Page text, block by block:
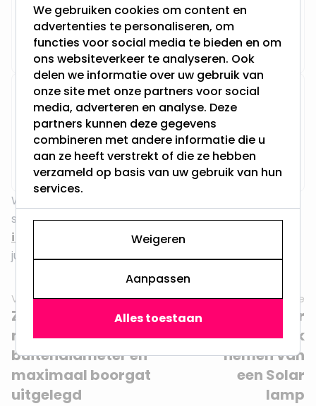
Vanaf30mm(inclusief plafondafwerking) zijn er
al geschikte spots. Voor standaardGU10-
lichtbronnenheb je minimaal 60mmnodig.
Zijn er ook waterdichte spots met zaagmaat
75mm?
Ja. Het assortiment bevatIP44enIP65
uitvoeringen, geschikt voor badkamer en buiten.
Weet je nog niet welke spot het beste bij jouw
situatie past? Bekijk ons complete aanbod
inbouwspots
of gebruik dekeuzehulp
juiste spot te vinden.
Vorige
Zaagmaat inbouwspot:
minimaal boorgat,
buitendiameter en
maximaal boorgat
uitgelegd
Volgende
Advies voor
het in gebruik
nemen van
een Solar
lamp
We gebruiken cookies om content en
advertenties te personaliseren, om
functies voor social media te bieden en om
ons websiteverkeer te analyseren. Ook
delen we informatie over uw gebruik van
onze site met onze partners voor social
media, adverteren en analyse. Deze
partners kunnen deze gegevens
combineren met andere informatie die u
aan ze heeft verstrekt of die ze hebben
verzameld op basis van uw gebruik van hun
services.
Weigeren
Aanpassen
Alles toestaan